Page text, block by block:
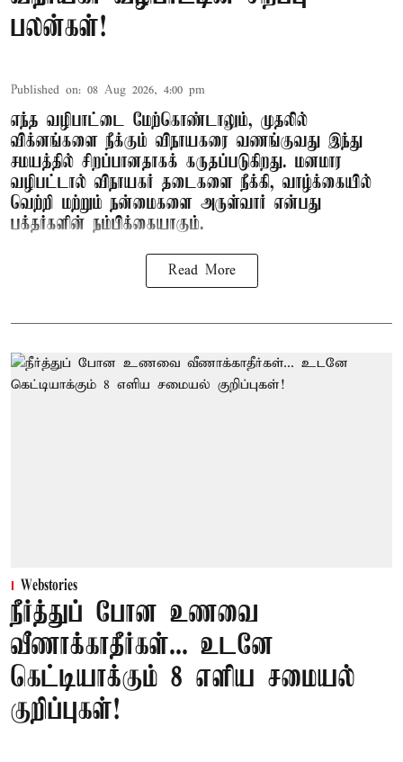
பலன்கள்!
Published on: 08 Aug 2026, 4:00 pm
எந்த வழிபாட்டை மேற்கொண்டாலும், முதலில்
விக்னங்களை நீக்கும் விநாயகரை வணங்குவது இந்து
சமயத்தில் சிறப்பானதாகக் கருதப்படுகிறது. மனமார
வழிபட்டால் விநாயகர் தடைகளை நீக்கி, வாழ்க்கையில்
வெற்றி மற்றும் நன்மைகளை அருள்வார் என்பது
பக்தர்களின் நம்பிக்கையாகும்.
Read More
Webstories
நீர்த்துப் போன உணவை
வீணாக்காதீர்கள்... உடனே
கெட்டியாக்கும் 8 எளிய சமையல்
குறிப்புகள்!